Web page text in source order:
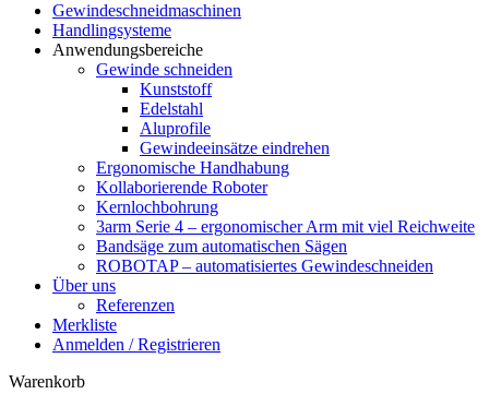
Gewindeschneidmaschinen
Handlingsysteme
Anwendungsbereiche
Gewinde schneiden
Kunststoff
Edelstahl
Aluprofile
Gewindeeinsätze eindrehen
Ergonomische Handhabung
Kollaborierende Roboter
Kernlochbohrung
3arm Serie 4 – ergonomischer Arm mit viel Reichweite
Bandsäge zum automatischen Sägen
ROBOTAP – automatisiertes Gewindeschneiden
Über uns
Referenzen
Merkliste
Anmelden / Registrieren
Warenkorb